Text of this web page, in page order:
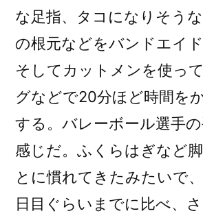
な足指、タコになりそう
の根元などをバンドエイド
そしてカットメンを使っ
グなどで20分ほど時間を
する。バレーボール選手
感じだ。ふくらはぎなど
とに慣れてきたみたいで
日目ぐらいまでに比べ、